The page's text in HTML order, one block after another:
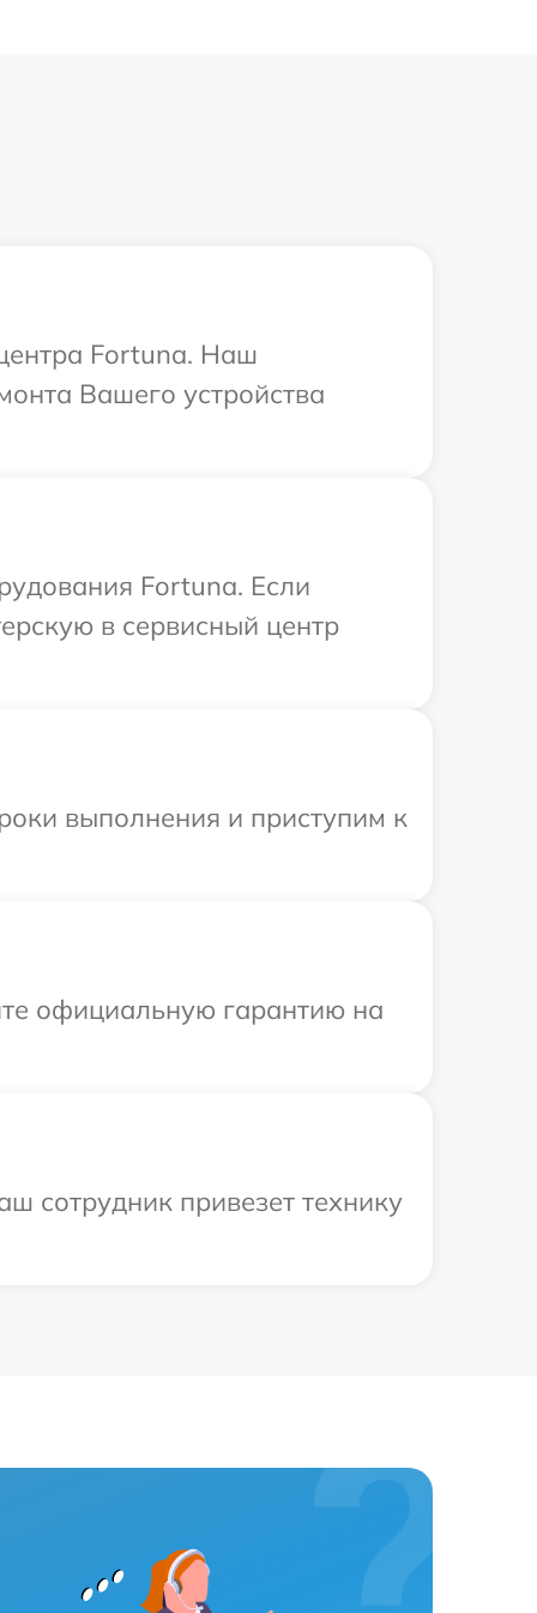
Fortuna. Наш
Вашего устройства
Fortuna. Если
в сервисный центр
выполнения и приступим к
официальную гарантию на
сотрудник привезет технику